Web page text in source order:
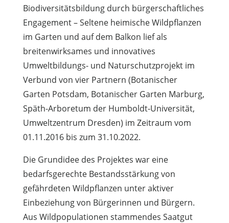
Biodiversitätsbildung durch bürgerschaftliches
Engagement – Seltene heimische Wildpflanzen
im Garten und auf dem Balkon lief als
breitenwirksames und innovatives
Umweltbildungs- und Naturschutzprojekt im
Verbund von vier Partnern (Botanischer
Garten Potsdam, Botanischer Garten Marburg,
Späth-Arboretum der Humboldt-Universität,
Umweltzentrum Dresden) im Zeitraum vom
01.11.2016 bis zum 31.10.2022.
Die Grundidee des Projektes war eine
bedarfsgerechte Bestandsstärkung von
gefährdeten Wildpflanzen unter aktiver
Einbeziehung von Bürgerinnen und Bürgern.
Aus Wildpopulationen stammendes Saatgut